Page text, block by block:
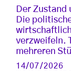
Der Zustand
Die
verzweifeln.
mehreren
14/07/2026